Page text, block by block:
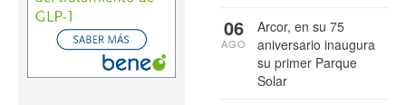
Arcor, en su 75
aniversario inaugura
su primer Parque
Solar
06
AGO